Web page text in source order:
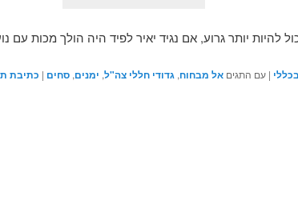
להיות יותר גרוע, אם נגיד יאיר לפיד היה הולך מכות עם
| עם התגים אל מבחוח, גדודי חללי צה"ל, ימנים, סחים | כתיבת